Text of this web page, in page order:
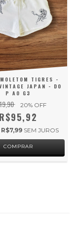
TIGRES -
JAPAN - DO
P AO G3
20% OFF
R$95,92
R$7,99 SEM JUROS
COMPRAR